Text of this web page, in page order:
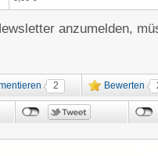
anzumelden,
2 Bewerten